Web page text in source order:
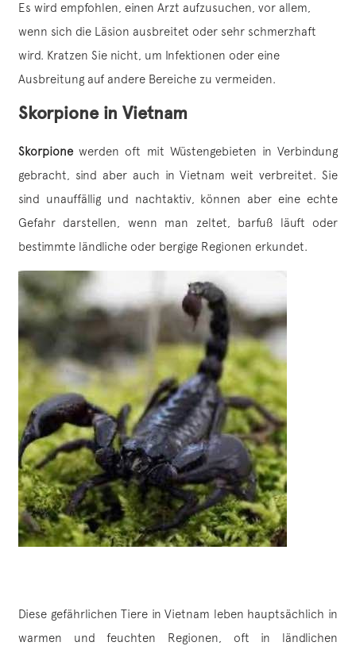
Es wird empfohlen, einen Arzt aufzusuchen, vor allem,
wenn sich die Läsion ausbreitet oder sehr schmerzhaft
wird. Kratzen Sie nicht, um Infektionen oder eine
Ausbreitung auf andere Bereiche zu vermeiden.
Skorpione in Vietnam
Skorpionewerden oft mit Wüstengebieten in Verbindung
gebracht, sind aber auch in Vietnam weit verbreitet. Sie
sind unauffällig und nachtaktiv, können aber eine echte
Gefahr darstellen, wenn man zeltet, barfuß läuft oder
bestimmte ländliche oder bergige Regionen erkundet.
Diese gefährlichen Tiere in Vietnam leben hauptsächlich in
warmen und feuchten Regionen, oft in ländlichen